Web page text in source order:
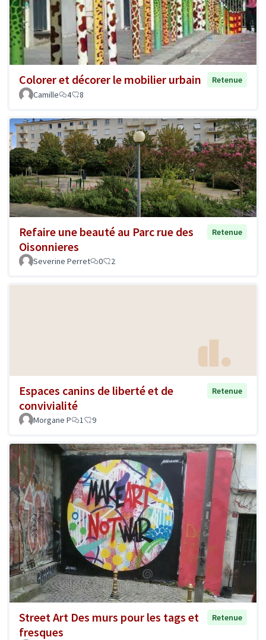
Colorer et décorer le mobilier urbain
Retenue
Camille
4 8
Refaire une beauté au Parc rue des
Oisonnieres
Retenue
Severine Perret 0 2
Espaces canins de liberté et de
convivialité
Retenue
Morgane P 1 9
Street Art Des murs pour les tags et
fresques
Retenue